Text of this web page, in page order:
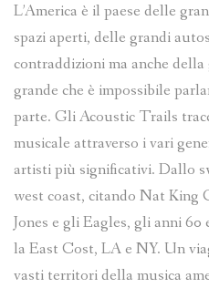
L’America è il paese delle
spazi aperti, delle grandi
contraddizioni ma anche
grande che è impossibile
parte. Gli Acoustic Trails
musicale attraverso i vari
artisti più significativi. Dallo
west coast, citando Nat King
Jones e gli Eagles, gli anni
la East Cost, LA e NY. Un
vasti territori della musica